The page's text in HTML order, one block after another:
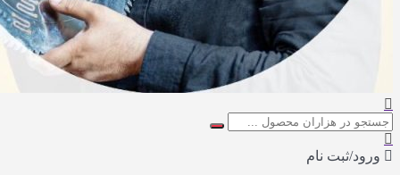
ورود/ثبت نام